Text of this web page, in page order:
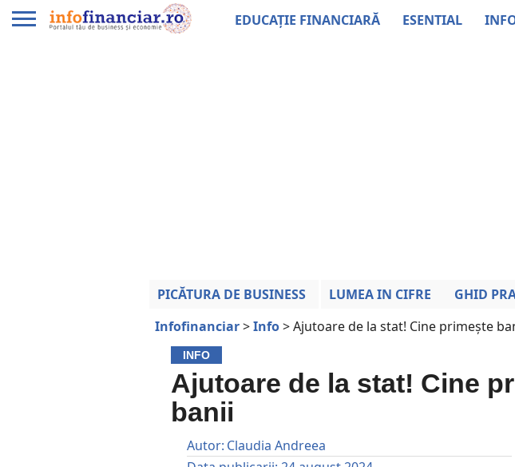
EDUCAȚIE FINANCIARĂ ESENTIAL
PICĂTURA DE BUSINESS LUMEA IN CIFRE GHID
Infofinanciar>Info>Ajutoare de la stat! Cine primește
INFO
Ajutoare de la stat! Cine
banii
Autor: Claudia Andreea